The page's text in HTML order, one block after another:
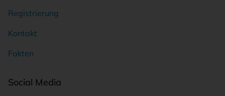
Registrierung
Kontakt
Fakten
Social Media